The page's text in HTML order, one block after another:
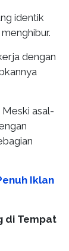
identik
dengan
Meski asal-
Iklan
di Tempat